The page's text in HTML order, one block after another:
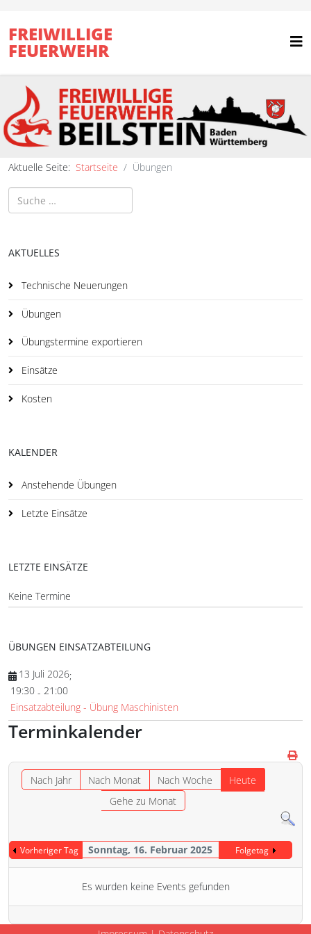
FREIWILLIGE
FEUERWEHR
Aktuelle Seite: Startseite Übungen
Suchen
AKTUELLES
Technische Neuerungen
Übungen
Übungstermine exportieren
Einsätze
Kosten
KALENDER
Anstehende Übungen
Letzte Einsätze
LETZTE EINSÄTZE
Keine Termine
ÜBUNGEN EINSATZABTEILUNG
13 Juli 2026;
19:30 - 21:00
Einsatzabteilung - Übung Maschinisten
Terminkalender
Nach Jahr Nach Monat Nach Woche
Heute
Gehe zu Monat
Vorheriger Tag Sonntag, 16. Februar 2025 Folgetag
Es wurden keine Events gefunden